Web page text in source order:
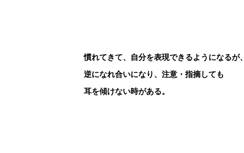
慣れてきて、自分を表現できるようになるが、
逆になれ合いになり、注意・指摘しても
耳を傾けない時がある。